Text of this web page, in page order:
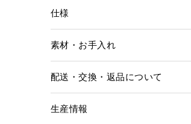
仕様
素材・お手入れ
配送・交換・返品について
生産情報